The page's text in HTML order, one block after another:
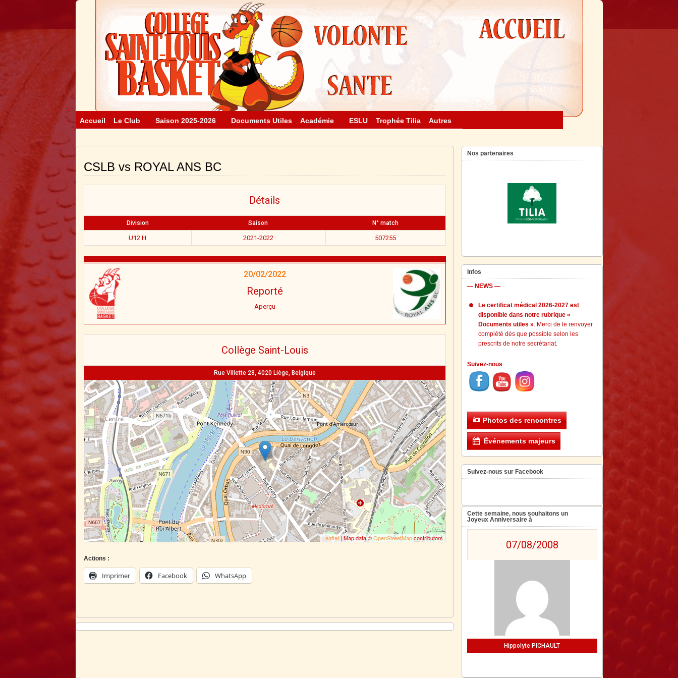
Accueil Le Club Saison 2025-2026 Documents Utiles Académie ESLU Trophée Tilia Autres
CSLB vs ROYAL ANS BC
Détails
Division Saison N° match
U12 H 2021-2022 507255
20/02/2022
Reporté
Aperçu
Collège Saint-Louis
Rue Villette 28, 4020 Liège, Belgique
Leaflet| Map data ©OpenStreetMapcontributors
Actions :
Imprimer Facebook WhatsApp
Nos partenaires
Infos
— NEWS —
Le certificat médical 2026-2027 est
disponible dans notre rubrique «
Documents utiles ». Merci de le renvoyer
complété dès que possible selon les
prescrits de notre secrétariat.
Suivez-nous
Photos des rencontres
Événements majeurs
Suivez-nous sur Facebook
Cette semaine, nous souhaitons un
Joyeux Anniversaire à
07/08/2008
Hippolyte PICHAULT